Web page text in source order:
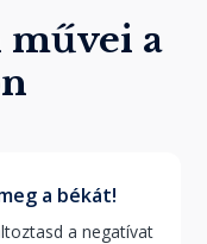
művei a
a békát!
a negatívat